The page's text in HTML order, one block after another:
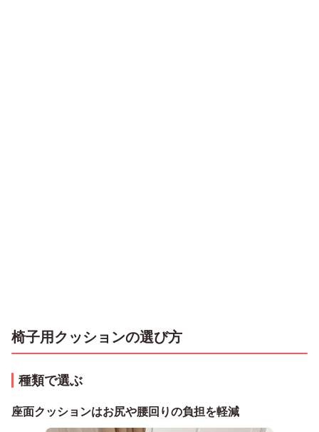
椅子用クッションの選び方
種類で選ぶ
座面クッションはお尻や腰回りの負担を軽減